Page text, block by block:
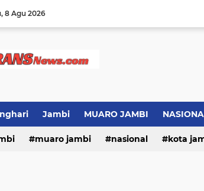
8 Agu 2026
Jambi MUARO JAMBI
muaro jambi nasional kota